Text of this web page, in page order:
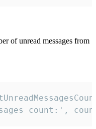
of unread messages from
count:',